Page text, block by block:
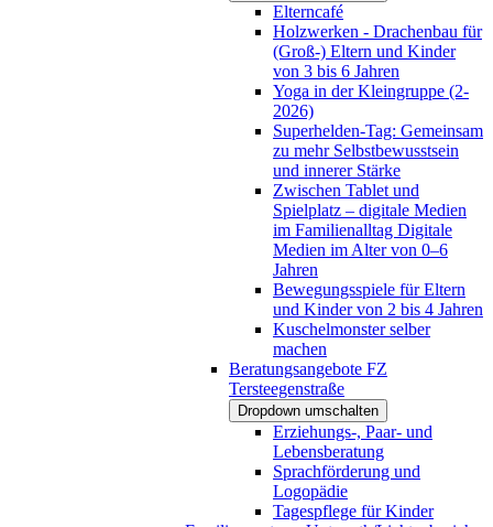
Elterncafé
Holzwerken - Drachenbau für
(Groß-) Eltern und Kinder
von 3 bis 6 Jahren
Yoga in der Kleingruppe (2-
2026)
Superhelden-Tag: Gemeinsam
zu mehr Selbstbewusstsein
und innerer Stärke
Zwischen Tablet und
Spielplatz – digitale Medien
im Familienalltag Digitale
Medien im Alter von 0–6
Jahren
Bewegungsspiele für Eltern
und Kinder von 2 bis 4 Jahren
Kuschelmonster selber
machen
Beratungsangebote FZ
Tersteegenstraße
Dropdown umschalten
Erziehungs-, Paar- und
Lebensberatung
Sprachförderung und
Logopädie
Tagespflege für Kinder